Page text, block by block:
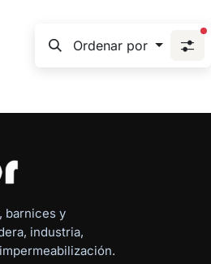
Ordenar por
barnices y
industria,